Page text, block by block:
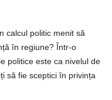
calcul politic menit să
în regiune? Într-o
politice este ca nivelul de
să fie sceptici în privința